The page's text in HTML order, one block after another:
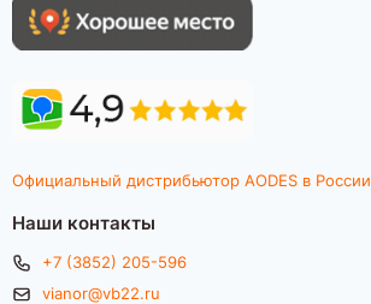
Официальный дистрибьютор AODES в России
Наши контакты
+7 (3852) 205-596
vianor@vb22.ru